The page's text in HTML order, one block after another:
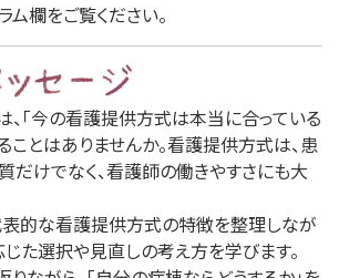
欄をご覧ください。
、「今の看護提供方式は本当に合っている
ことはありませんか。看護提供方式は、患
だけでなく、看護師の働きやすさにも大
表的な看護提供方式の特徴を整理しなが
た選択や見直しの考え方を学びます。